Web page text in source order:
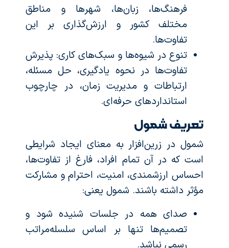
فرهنگ‌ها، زبان‌ها، شهرها و مناطق
مختلف کشور و ارزش‌گذاری بر این
تفاوت‌ها.
تنوع در شیوه‌ها و سبک‌های کاری: پذیرش
تفاوت‌ها در نحوه یادگیری، حل مسئله،
ارتباطات و مدیریت زمان، در چارچوب
استانداردهای حرفه‌ای.
تعریف شمول
شمول در زرین‌افزار به معنای ایجاد شرایطی
است که در آن تمام افراد، فارغ از تفاوت‌ها،
احساس ارزشمندی، امنیت، احترام و مشارکت
مؤثر داشته باشند. شمول یعنی:
صدای همه در جلسات شنیده شود و
تصمیم‌ها تنها بر اساس سلسله‌مراتب